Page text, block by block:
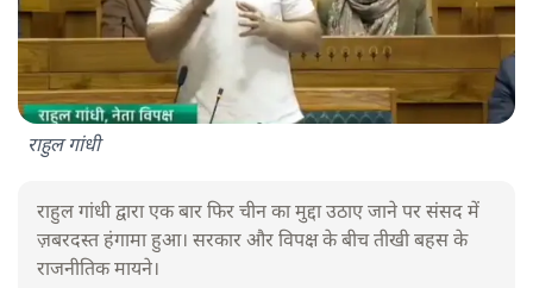
राहुल गांधी
राहुल गांधी द्वारा एक बार फिर चीन का मुद्दा उठाए जाने पर संसद में
ज़बरदस्त हंगामा हुआ। सरकार और विपक्ष के बीच तीखी बहस के
राजनीतिक मायने।